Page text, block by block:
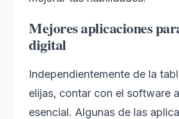
Mejores aplicaciones
digital
Independientemente de la
elijas, contar con el software
esencial. Algunas de las